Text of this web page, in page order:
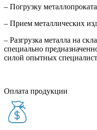
– Погрузку
– Прием металлических
– Разгрузка металла на
специально
силой опытных
Оплата продукции